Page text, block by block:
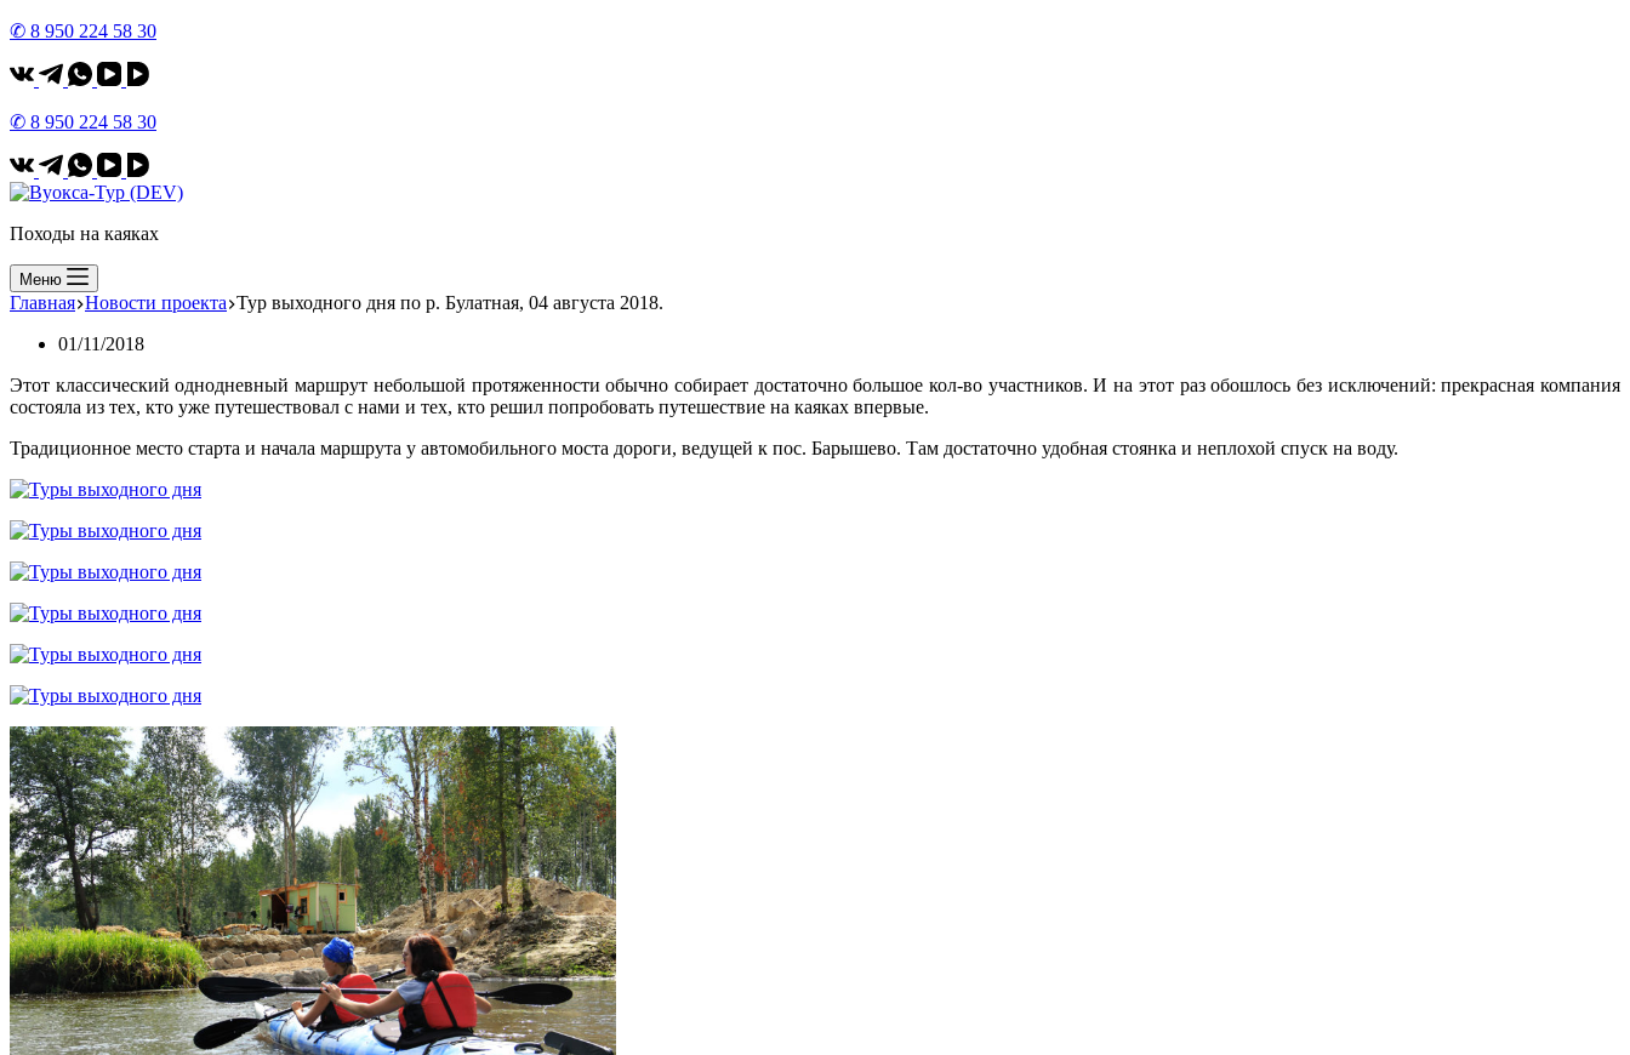
✆ 8 950 224 58 30
✆ 8 950 224 58 30
Походы на каяках
Меню
Главная Новости проекта Тур выходного дня по р. Булатная, 04 августа 2018.
01/11/2018
Этот классический однодневный маршрут небольшой протяженности обычно собирает достаточно большое кол-во участников. И на этот раз обошлось без исключений: прекрасная компания
состояла из тех, кто уже путешествовал с нами и тех, кто решил попробовать путешествие на каяках впервые.
Традиционное место старта и начала маршрута у автомобильного моста дороги, ведущей к пос. Барышево. Там достаточно удобная стоянка и неплохой спуск на воду.